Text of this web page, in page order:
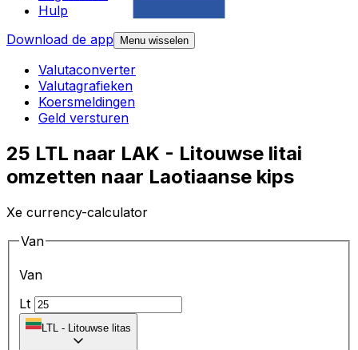
Hulp
Download de app
Menu wisselen
Valutaconverter
Valutagrafieken
Koersmeldingen
Geld versturen
25 LTL naar LAK - Litouwse litai
omzetten naar Laotiaanse kips
Xe currency-calculator
Van
Van
Lt
LTL - Litouwse litas